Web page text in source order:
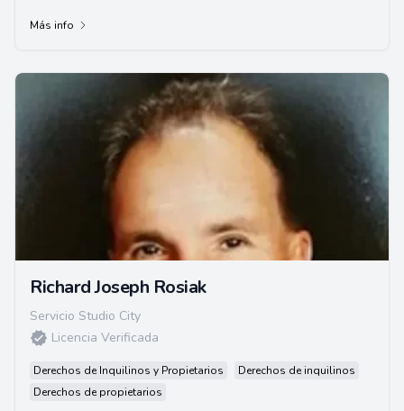
Más info
Richard Joseph Rosiak
Servicio Studio City
Licencia Verificada
Derechos de Inquilinos y Propietarios
Derechos de inquilinos
Derechos de propietarios